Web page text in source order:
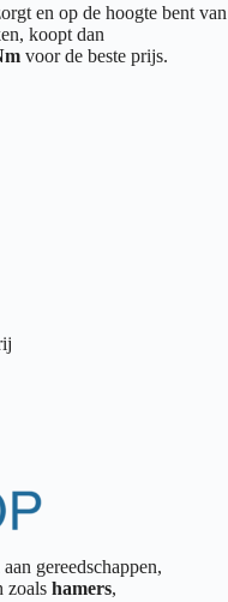
en op de hoogte bent van
koopt dan
voor de beste prijs.
gereedschappen,
zoalshamers,